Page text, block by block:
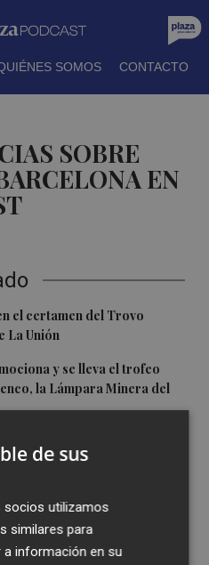
SOMOS CONTACTO
SOBRE
EN
el certamen del Trovo
La Unión
y se lleva el trofeo
la Lámpara Minera del
vez un partido en Mestalla
de sus
socios utilizamos
similares para
a información en su